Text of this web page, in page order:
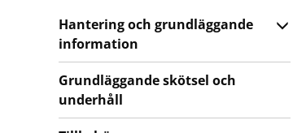
Hantering och grundläggande
information
Grundläggande skötsel och
underhåll